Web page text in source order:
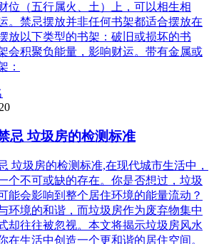
位（五行属火、土）上，可以相生相
。禁忌摆放并非任何书架都适合摆放在
放以下类型的书架：破旧或损坏的书
会积聚负能量，影响财运。带有金属或
：
忌 垃圾房的检测标准
垃圾房的检测标准,在现代城市生活中，
个不可或缺的存在。你是否想过，垃圾
能会影响到整个居住环境的能量流动？
环境的和谐，而垃圾房作为废弃物集中
却往往被忽视。本文将揭示垃圾房风水
在生活中创造一个更和谐的居住空间。